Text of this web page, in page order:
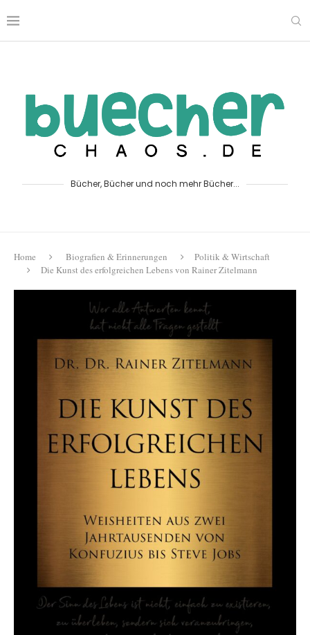
Bücher, Bücher und noch mehr Bücher...
Home Biografien & Erinnerungen
Politik & Wirtschaft
Die Kunst des erfolgreichen Lebens von Rainer Zitelmann